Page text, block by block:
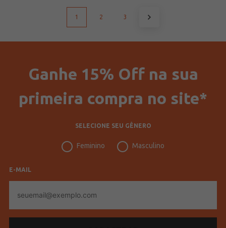
1 2 3
Ganhe 15% Off na sua
primeira compra no site*
SELECIONE SEU GÊNERO
Feminino Masculino
E-MAIL
mail